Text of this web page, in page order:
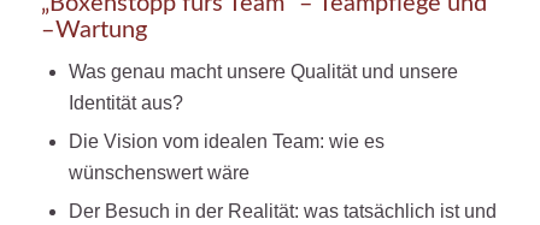
–Wartung
Was genau macht unsere Qualität und unsere
Identität aus?
Die Vision vom idealen Team: wie es
wünschenswert wäre
Der Besuch in der Realität: was tatsächlich ist und